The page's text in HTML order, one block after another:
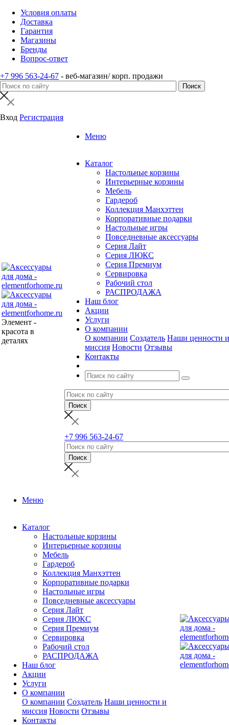
Условия оплаты
Доставка
Гарантия
Магазины
Бренды
Вопрос-ответ
+7 996 563-24-67 - веб-магазин/ корп. продажи
Вход Регистрация
Элемент -
красота в
деталях
Меню
Каталог
Настольные корзины
Интерьерные корзины
Мебель
Гардероб
Коллекция Манхэттен
Корпоративные подарки
Настольные игры
Повседневные аксессуары
Серия Лайт
Серия ЛЮКС
Серия Премиум
Сервировка
Рабочий стол
РАСПРОДАЖА
Наш блог
Акции
Услуги
О компании
О компании Создатель Наши ценности и
миссия Новости Отзывы
Контакты
+7 996 563-24-67
Меню
Каталог
Настольные корзины
Интерьерные корзины
Мебель
Гардероб
Коллекция Манхэттен
Корпоративные подарки
Настольные игры
Повседневные аксессуары
Серия Лайт
Серия ЛЮКС
Серия Премиум
Сервировка
Рабочий стол
РАСПРОДАЖА
Наш блог
Акции
Услуги
О компании
О компании Создатель Наши ценности и
миссия Новости Отзывы
Контакты